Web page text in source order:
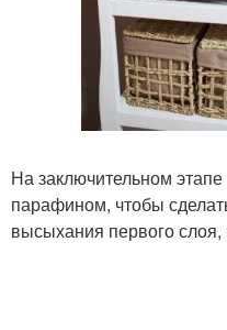
На заключительном
парафином, чтобы
высыхания первого